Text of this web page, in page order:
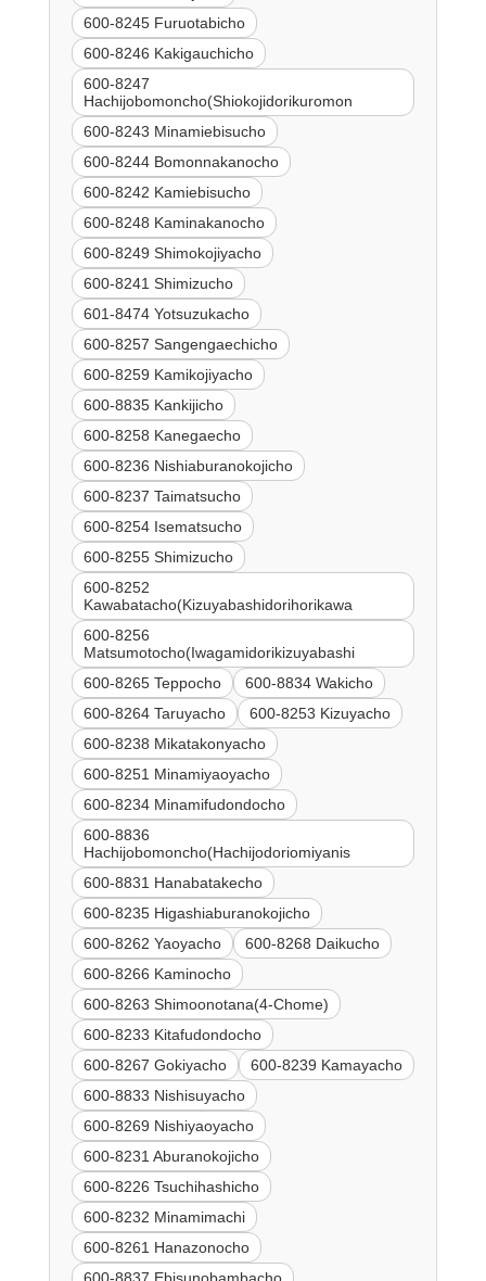
600-8245 Furuotabicho
600-8246 Kakigauchicho
600-8247
Hachijobomoncho(Shiokojidorikuromon
600-8243 Minamiebisucho
600-8244 Bomonnakanocho
600-8242 Kamiebisucho
600-8248 Kaminakanocho
600-8249 Shimokojiyacho
600-8241 Shimizucho
601-8474 Yotsuzukacho
600-8257 Sangengaechicho
600-8259 Kamikojiyacho
600-8835 Kankijicho
600-8258 Kanegaecho
600-8236 Nishiaburanokojicho
600-8237 Taimatsucho
600-8254 Isematsucho
600-8255 Shimizucho
600-8252
Kawabatacho(Kizuyabashidorihorikawa
600-8256
Matsumotocho(Iwagamidorikizuyabashi
600-8265 Teppocho
600-8834 Wakicho
600-8264 Taruyacho
600-8253 Kizuyacho
600-8238 Mikatakonyacho
600-8251 Minamiyaoyacho
600-8234 Minamifudondocho
600-8836
Hachijobomoncho(Hachijodoriomiyanis
600-8831 Hanabatakecho
600-8235 Higashiaburanokojicho
600-8262 Yaoyacho
600-8268 Daikucho
600-8266 Kaminocho
600-8263 Shimoonotana(4-Chome)
600-8233 Kitafudondocho
600-8267 Gokiyacho
600-8239 Kamayacho
600-8833 Nishisuyacho
600-8269 Nishiyaoyacho
600-8231 Aburanokojicho
600-8226 Tsuchihashicho
600-8232 Minamimachi
600-8261 Hanazonocho